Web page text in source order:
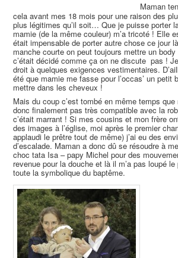
Maman
cela avant mes 18 mois pour une raison des
plus légitimes qu’il soit… Que je puisse porter
mamie (de la même couleur) m’a tricoté ! Elle
était impensable de porter autre chose ce jour
manche courte on peut toujours mettre un
c’était décidé comme ça on ne discute pas !
droit à quelques exigences vestimentaires.
été que mamie me fasse pour l’occas’ un petit
mettre dans les cheveux !
Mais du coup c’est tombé en même temps
donc finalement pas très compatible avec la
c’était marrant ! Si mes cousins et mon frère
des images à l’église, moi après le premier
applaudi le prêtre tout de même) j’ai eu des
d’escalade. Maman a donc dû se résoudre à
choc tata Isa – papy Michel pour des
revenue pour la douche et là il m’a pas loupé
toute la symbolique du baptême.